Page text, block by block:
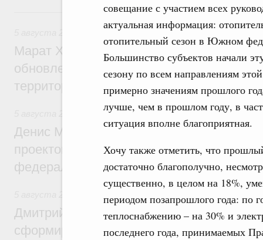
совещание с участием всех
актуальная информация:
отопительный сезон в Южном
Большинство субъектов начали
сезону по всем направлениям
примерно значениям прошлого
лучше, чем в прошлом году, в
ситуация вполне благоприятная.
Хочу также отметить, что
достаточно благополучно,
существенно, в целом на 18%,
периодом позапрошлого года: по
теплоснабжению – на 30% и
последнего года, принимаемых
5 августа, среда
Жилищно-коммунальное хозяйство
Марат Хуснуллин: Более 4,3 тыс.
обновлено в России при участии Фонда
территорий
Инструменты развития территорий.
Денис Мантуров провёл совещание по
проектов института кураторства в
федеральном округе
Дмитрий Чернышенко: Всемирный
сформировал целое сообщество людей,